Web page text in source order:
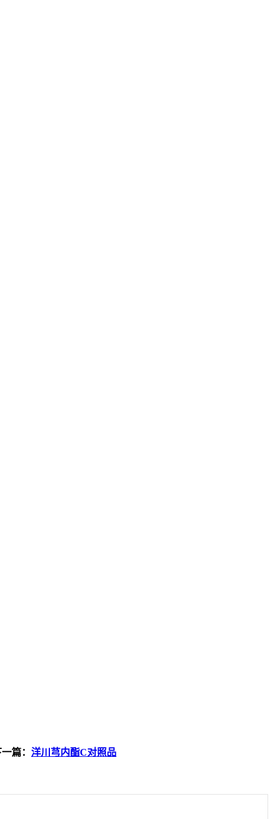
篇： 洋川芎内酯C对照品